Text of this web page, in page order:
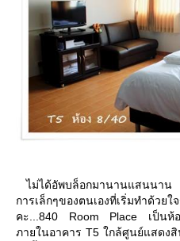
ไม่ได้อัพบล็อกมานานแสนนา
การเล็กๆของตนเองที่เริ่มทำด้วย
คะ...840 Room Place เป็นห้อ
ภายในอาคาร T5 ใกล้ศูนย์แสดง